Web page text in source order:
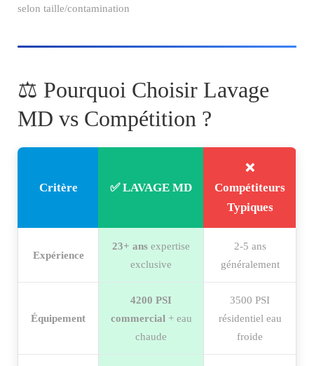
selon taille/contamination
⚖️ Pourquoi Choisir Lavage
MD vs Compétition ?
Critère ✅ LAVAGE MD
❌
Compétiteurs
Typiques
Expérience
23+ ans expertise
exclusive
2-5 ans
généralement
Équipement
4200 PSI
commercial + eau
chaude
3500 PSI
résidentiel eau
froide